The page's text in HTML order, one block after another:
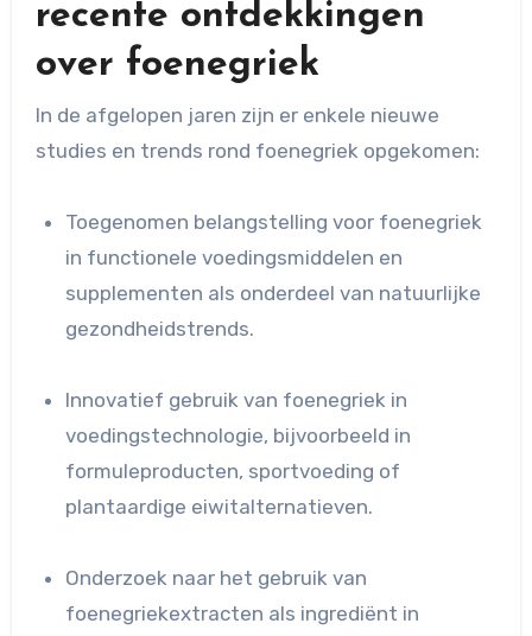
recente ontdekkingen
over foenegriek
In de afgelopen jaren zijn er enkele nieuwe
studies en trends rond foenegriek opgekomen:
Toegenomen belangstelling voor foenegriek
in functionele voedingsmiddelen en
supplementen als onderdeel van natuurlijke
gezondheidstrends.
Innovatief gebruik van foenegriek in
voedingstechnologie, bijvoorbeeld in
formuleproducten, sportvoeding of
plantaardige eiwitalternatieven.
Onderzoek naar het gebruik van
foenegriekextracten als ingrediënt in